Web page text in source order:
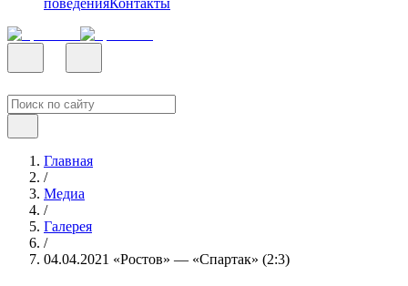
поведенияКонтакты
Главная
/
Медиа
/
Галерея
/
04.04.2021 «Ростов» — «Спартак» (2:3)